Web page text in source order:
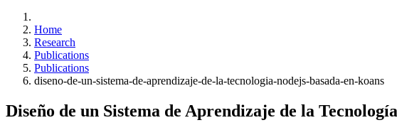
Home
Research
Publications
Publications
diseno-de-un-sistema-de-aprendizaje-de-la-tecnologia-nodejs-basada-en-koans
Diseño de un Sistema de Aprendizaje de la